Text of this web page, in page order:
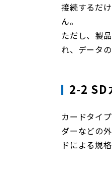
接続するだ
ん。
ただし、製
れ、データ
2-2 SD
カードタイ
ダーなどの
ドによる規